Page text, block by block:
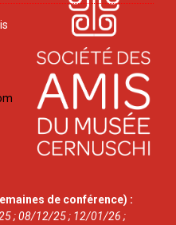
de conférence) :
; 08/12/25 ; 12/01/26 ;